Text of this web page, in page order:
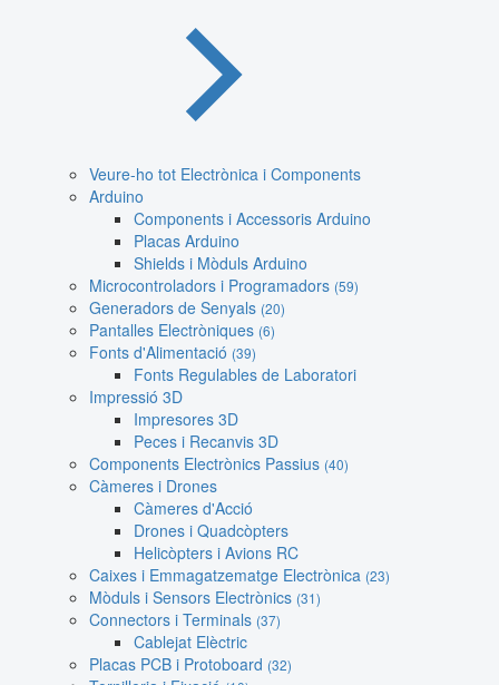
Veure-ho tot Electrònica i Components
Arduino
Components i Accessoris Arduino
Placas Arduino
Shields i Mòduls Arduino
Microcontroladors i Programadors (59)
Generadors de Senyals (20)
Pantalles Electròniques (6)
Fonts d'Alimentació (39)
Fonts Regulables de Laboratori
Impressió 3D
Impresores 3D
Peces i Recanvis 3D
Components Electrònics Passius (40)
Càmeres i Drones
Càmeres d'Acció
Drones i Quadcòpters
Helicòpters i Avions RC
Caixes i Emmagatzematge Electrònica (23)
Mòduls i Sensors Electrònics (31)
Connectors i Terminals (37)
Cablejat Elèctric
Placas PCB i Protoboard (32)